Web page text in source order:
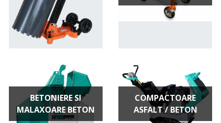
BETONIERE SI
MALAXOARE BETON
COMPACTOARE
ASFALT / BETON